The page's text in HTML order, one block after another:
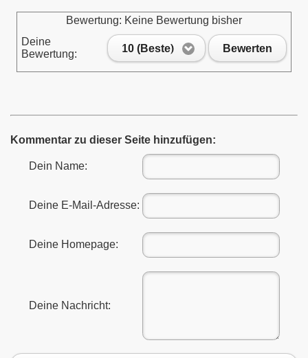
Bewertung: Keine Bewertung bisher
Deine
Bewertung:
10 (Beste) Bewerten
Kommentar zu dieser Seite hinzufügen:
Dein Name:
Deine E-Mail-Adresse:
Deine Homepage:
Deine Nachricht: